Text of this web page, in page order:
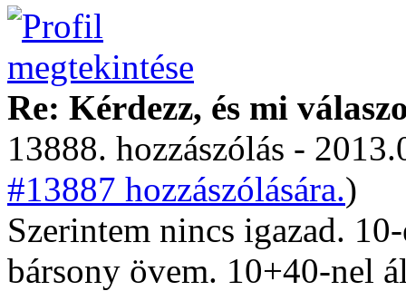
Re: Kérdezz, és mi
13888. hozzászólás -
#13887 hozzászólására.)
Szerintem nincs igazad.
bársony övem. 10+40-nel